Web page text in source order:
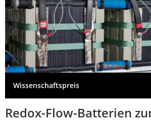
Wissenschaftspreis
Redox-Flow-Batterien